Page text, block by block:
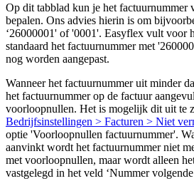
Op dit tabblad kun je het factuurnummer
bepalen. Ons advies hierin is om
‘26000001' of '0001'. Easyflex vult voor
standaard het factuurnummer met
nog worden aangepast.
Wanneer het factuurnummer uit minder
het factuurnummer op de factuur
voorloopnullen. Het is mogelijk dit uit te
Bedrijfsinstellingen > Facturen > Niet
optie 'Voorloopnullen factuurnummer'.
aanvinkt wordt het factuurnummer niet
met voorloopnullen, maar wordt alleen
vastgelegd in het veld ‘Nummer